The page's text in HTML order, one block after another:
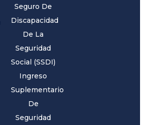
Seguro De
Discapacidad
De La
Seguridad
Social (SSDI)
Ingreso
Suplementario
De
Seguridad